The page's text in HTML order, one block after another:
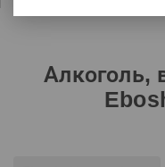
Алкоголь,